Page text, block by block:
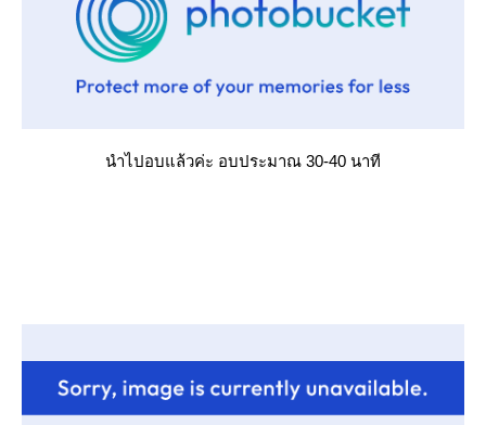
นำไปอบแล้วค่ะ อบประมาณ 30-40 นาที